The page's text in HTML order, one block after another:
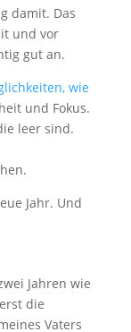
damit. Das
und vor
gut an.
wie
und Fokus.
leer sind.
Jahr. Und
Jahren wie
die
Vaters